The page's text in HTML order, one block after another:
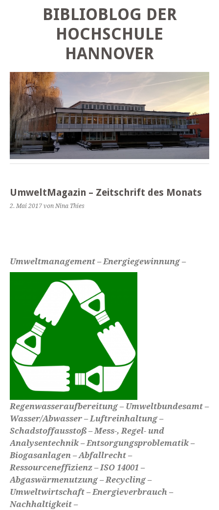
BIBLIOBLOG DER
HOCHSCHULE
HANNOVER
UmweltMagazin – Zeitschrift des Monats
2. Mai 2017 von Nina Thies
Umweltmanagement –Energiegewinnung –
Regenwasseraufbereitung – Umweltbundesamt –
Wasser/Abwasser – Luftreinhaltung –
Schadstoffausstoß – Mess-, Regel- und
Analysentechnik – Entsorgungsproblematik –
Biogasanlagen – Abfallrecht –
Ressourceneffizienz – ISO 14001 –
Abgaswärmenutzung – Recycling –
Umweltwirtschaft – Energieverbrauch –
Nachhaltigkeit –